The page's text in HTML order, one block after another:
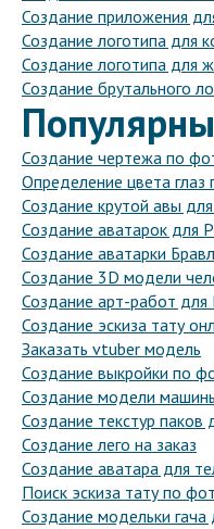
Создание приложения
Создание логотипа для
Создание логотипа для
Создание брутального
Создание чертежа по
Определение цвета
Создание крутой авы
Создание аватарок для
Создание аватарки
Создание 3D модели
Создание арт-работ для
Создание эскиза тату
Заказать vtuber модель
Создание выкройки по
Создание модели
Создание текстур
Создание лего на заказ
Создание аватара для
Поиск эскиза тату по
Создание модельки гача